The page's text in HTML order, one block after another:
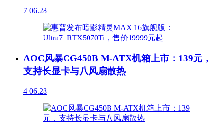
7 06.28
AOC风暴CG450B M-ATX机箱上市：139元，
支持长显卡与八风扇散热
4 06.28